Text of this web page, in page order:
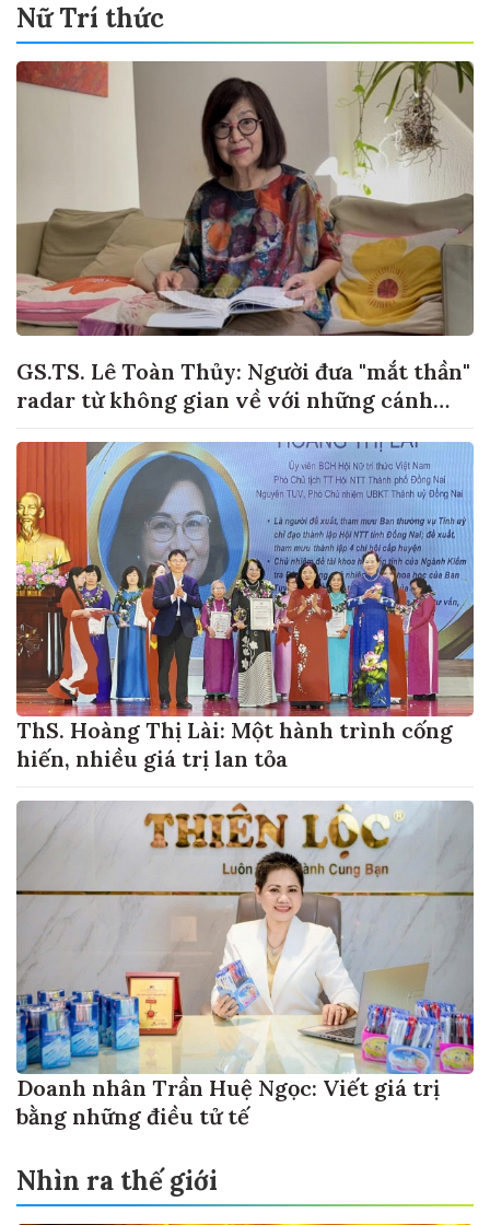
Nữ Trí thức
GS.TS. Lê Toàn Thủy: Người đưa "mắt thần"
radar từ không gian về với những cánh
ThS. Hoàng Thị Lài: Một hành trình cống
hiến, nhiều giá trị lan tỏa
Doanh nhân Trần Huệ Ngọc: Viết giá trị
bằng những điều tử tế
Nhìn ra thế giới